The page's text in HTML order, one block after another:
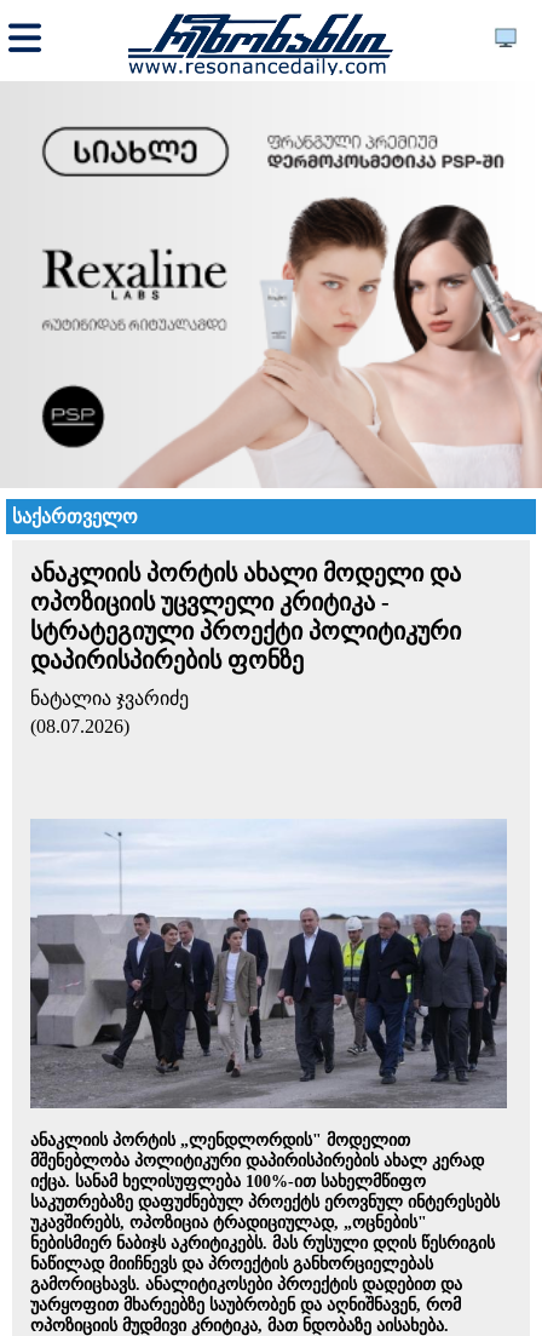
საქართველო
ანაკლიის პორტის ახალი მოდელი და
ოპოზიციის უცვლელი კრიტიკა -
სტრატეგიული პროექტი პოლიტიკური
დაპირისპირების ფონზე
ნატალია ჯვარიძე
(08.07.2026)
ანაკლიის პორტის „ლენდლორდის" მოდელით
მშენებლობა პოლიტიკური დაპირისპირების ახალ კერად
იქცა. სანამ ხელისუფლება 100%-ით სახელმწიფო
საკუთრებაზე დაფუძნებულ პროექტს ეროვნულ ინტერესებს
უკავშირებს, ოპოზიცია ტრადიციულად, „ოცნების"
ნებისმიერ ნაბიჯს აკრიტიკებს. მას რუსული დღის წესრიგის
ნაწილად მიიჩნევს და პროექტის განხორციელებას
გამორიცხავს. ანალიტიკოსები პროექტის დადებით და
უარყოფით მხარეებზე საუბრობენ და აღნიშნავენ, რომ
ოპოზიციის მუდმივი კრიტიკა, მათ ნდობაზე აისახება.